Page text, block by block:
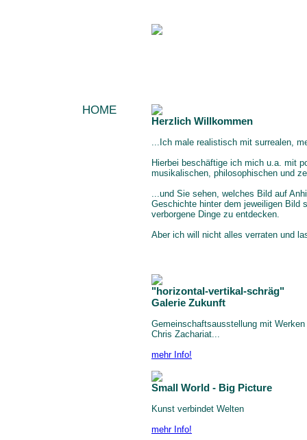
HOME
Herzlich Willkommen
...Ich male realistisch mit surrealen,
Hierbei beschäftige ich mich u.a. mit
musikalischen, philosophischen und
...und Sie sehen, welches Bild auf
Geschichte hinter dem jeweiligen Bild
verborgene Dinge zu entdecken.
Aber ich will nicht alles verraten und
"horizontal-vertikal-schräg"
Galerie Zukunft
Gemeinschaftsausstellung mit
Chris Zachariat...
mehr Info!
Small World - Big Picture
Kunst verbindet Welten
mehr Info!